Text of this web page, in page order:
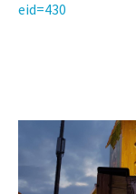
eid=430